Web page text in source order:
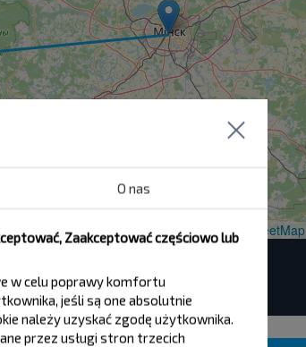
OpenStreetMap
O nas
Zaakceptować częściowo lub
w celu poprawy komfortu
jeśli są one absolutnie
należy uzyskać zgodę użytkownika.
przez usługi stron trzecich